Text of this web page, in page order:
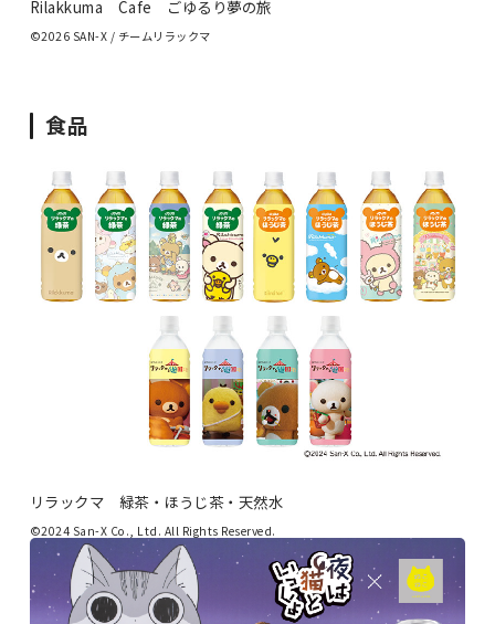
Rilakkuma Cafe ごゆるり夢の旅
©2026 SAN-X / チームリラックマ
食品
リラックマ 緑茶・ほうじ茶・天然水
©2024 San-X Co., Ltd. All Rights Reserved.